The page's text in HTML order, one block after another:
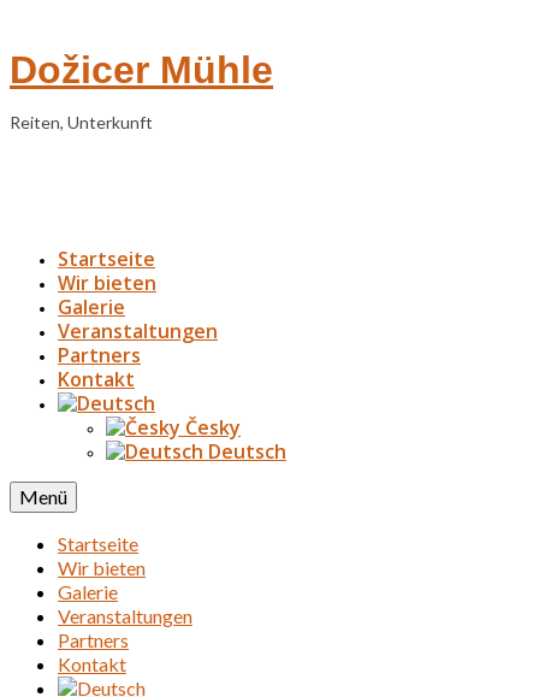
Dožicer Mühle
Reiten, Unterkunft
Startseite
Wir bieten
Galerie
Veranstaltungen
Partners
Kontakt
Česky
Deutsch
Menü
Startseite
Wir bieten
Galerie
Veranstaltungen
Partners
Kontakt